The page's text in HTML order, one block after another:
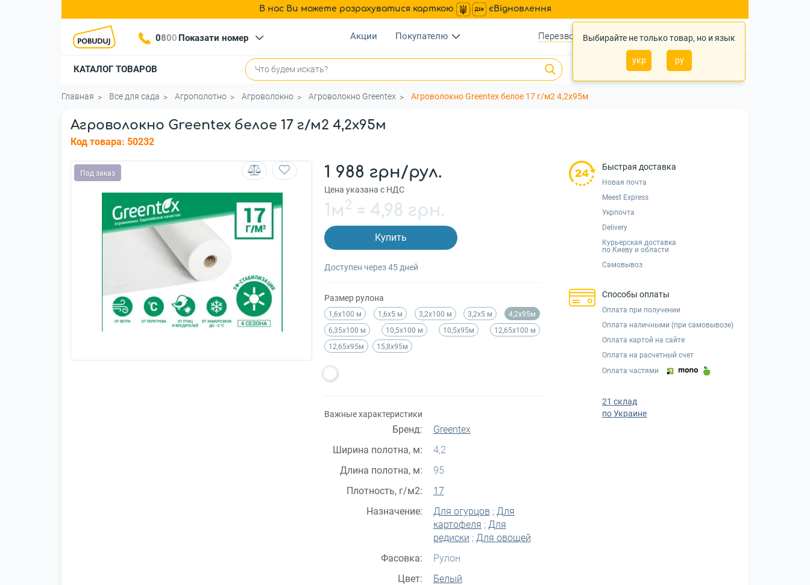
В нас Ви можете розрахуватися карткою єВідновлення
Выбирайте не только товар, но и язык
укр ру
0800 Показати номер Акции Покупателю Перезвонить? Войти Укр Ру
КАТАЛОГ ТОВАРОВ 0
Главная Все для сада Агрополотно Агроволокно Агроволокно Greentex Агроволокно Greentex белое 17 г/м2 4,2x95м
Агроволокно Greentex белое 17 г/м2 4,2x95м
Код товара: 50232
Под заказ 1 988 грн/рул.
Цена указана с НДС
1м 2 = 4,98 грн.
Купить
Доступен через 45 дней
Размер рулона
1,6х100 м 1,6х5 м 3,2х100 м 3,2х5 м
4,2x95м
6,35x100 м
10,5x100 м 10,5x95м
12,65x100 м
12,65x95м
15,8x95м
Важные характеристики
Бренд:
Greentex
Ширина полотна, м:
4,2
Длина полотна, м:
95
Плотность, г/м2:
17
Назначение:
Для огурцов ; Для
картофеля ; Для
редиски ; Для овощей
Фасовка:
Рулон
Цвет:
Белый
Быстрая доставка
Новая почта
Meest Express
Укрпочта
Delivery
Курьерская доставка
по Киеву и области
Самовывоз
Способы оплаты
Оплата при получении
Оплата наличными (при самовывозе)
Оплата картой на сайте
Оплата на расчетный счет
Оплата частями
21 склад
по Украине